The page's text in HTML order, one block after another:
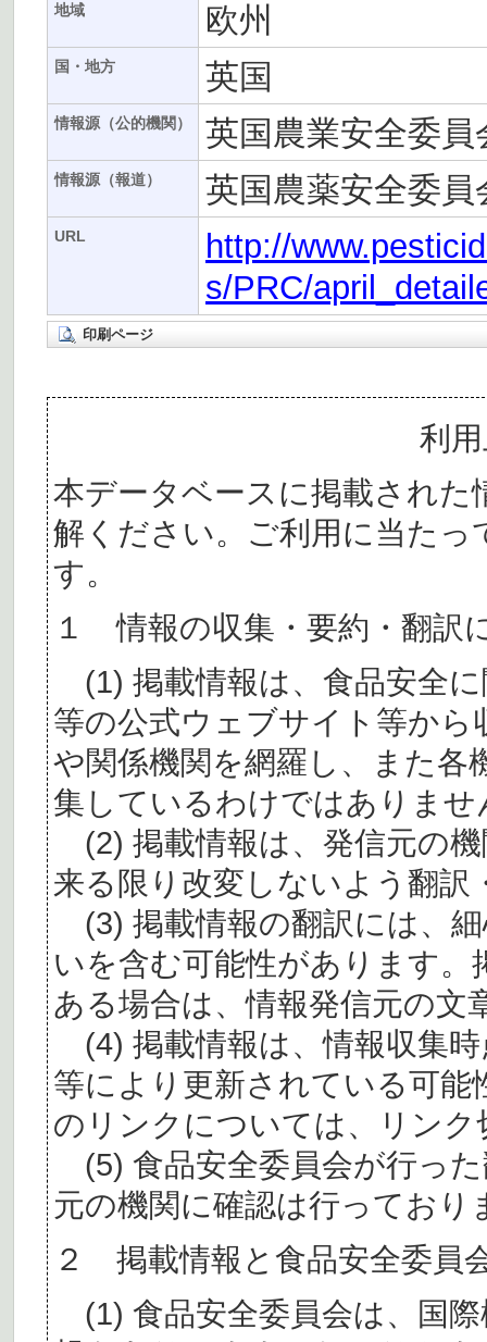
地域 欧州
国・地方 英国
情報源（公的機関） 英国農業安全委員
情報源（報道） 英国農薬安全委員
URL
http://
s/PRC/
印刷ページ
利
本データベースに掲載された
解ください。ご利用に当た
す。
１ 情報の収集・要約・翻訳
(1) 掲載情報は、食品安全
等の公式ウェブサイト等か
や関係機関を網羅し、また各
集しているわけではありませ
(2) 掲載情報は、発信元の
来る限り改変しないよう翻訳
(3) 掲載情報の翻訳には、
いを含む可能性があります。
ある場合は、情報発信元の文
(4) 掲載情報は、情報収集
等により更新されている可
のリンクについては、リン
(5) 食品安全委員会が行っ
元の機関に確認は行っており
２ 掲載情報と食品安全委員
(1) 食品安全委員会は、国